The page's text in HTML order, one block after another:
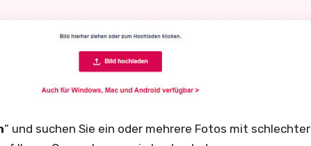
“ und suchen Sie ein oder mehrere Fotos mit schlechter